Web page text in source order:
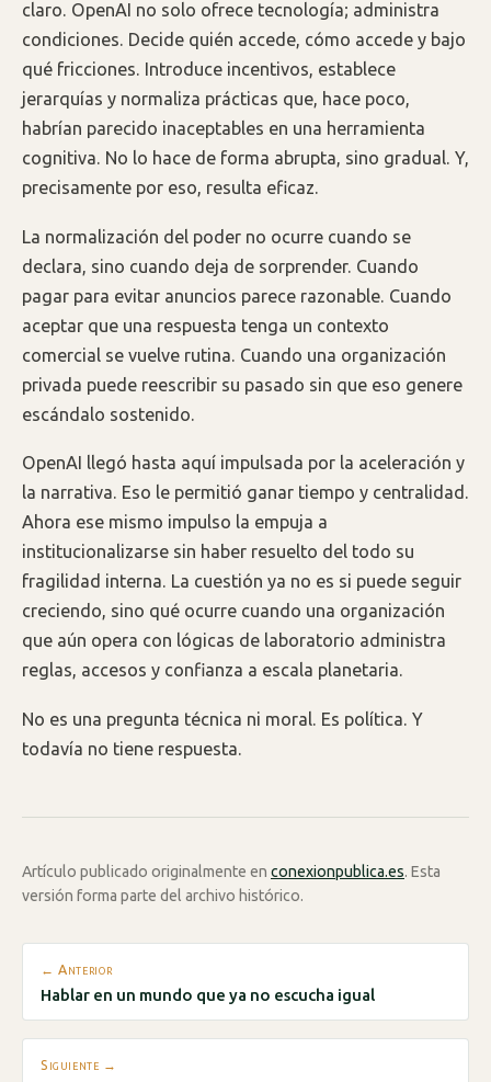
claro. OpenAI no solo ofrece tecnología; administra
condiciones. Decide quién accede, cómo accede y bajo
qué fricciones. Introduce incentivos, establece
jerarquías y normaliza prácticas que, hace poco,
habrían parecido inaceptables en una herramienta
cognitiva. No lo hace de forma abrupta, sino gradual. Y,
precisamente por eso, resulta eficaz.
La normalización del poder no ocurre cuando se
declara, sino cuando deja de sorprender. Cuando
pagar para evitar anuncios parece razonable. Cuando
aceptar que una respuesta tenga un contexto
comercial se vuelve rutina. Cuando una organización
privada puede reescribir su pasado sin que eso genere
escándalo sostenido.
OpenAI llegó hasta aquí impulsada por la aceleración y
la narrativa. Eso le permitió ganar tiempo y centralidad.
Ahora ese mismo impulso la empuja a
institucionalizarse sin haber resuelto del todo su
fragilidad interna. La cuestión ya no es si puede seguir
creciendo, sino qué ocurre cuando una organización
que aún opera con lógicas de laboratorio administra
reglas, accesos y confianza a escala planetaria.
No es una pregunta técnica ni moral. Es política. Y
todavía no tiene respuesta.
Artículo publicado originalmente en conexionpublica.es. Esta
versión forma parte del archivo histórico.
← Anterior
Hablar en un mundo que ya no escucha igual
Siguiente →